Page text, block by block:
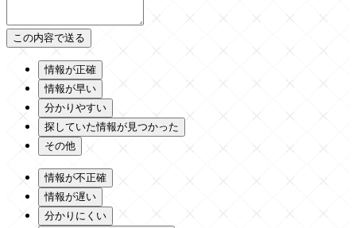
情報が正確
情報が早い
分かりやすい
探していた情報が見つかった
その他
情報が不正確
情報が遅い
分かりにくい